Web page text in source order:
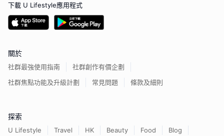
下載 U Lifestyle應用程式
關於
社群最強使用指南
社群創作有價企劃
社群焦點功能及升級計劃
常見問題 條款及細則
探索
U Lifestyle Travel HK Beauty Food
Blog